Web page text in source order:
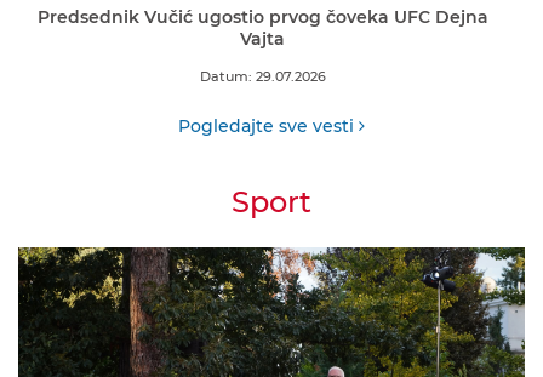
Predsednik Vučić ugostio prvog čoveka UFC Dejna
Vajta
Datum: 29.07.2026
Pogledajte sve vesti
Sport